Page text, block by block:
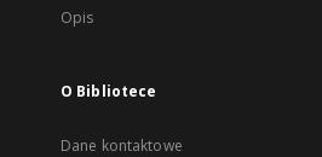
Opis
O Bibliotece
Dane kontaktowe